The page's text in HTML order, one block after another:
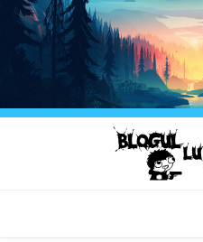
Skip
content